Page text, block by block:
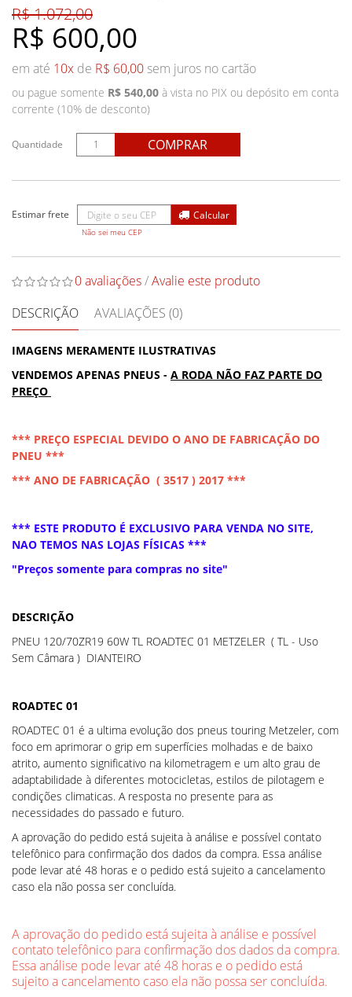
R$ 600,00
R$ 1.072,00
em até 10x de R$ 60,00 sem juros no cartão
ou pague somente R$ 540,00 à vista no PIX ou depósito em conta
corrente (10% de desconto)
Quantidade COMPRAR
Não sei meu CEP
0 avaliações/Avalie este produto
DESCRIÇÃO
AVALIAÇÕES (0)
IMAGENS MERAMENTE ILUSTRATIVAS
VENDEMOS APENAS PNEUS - A RODA NÃO FAZ PARTE DO
PREÇO
*** PREÇO ESPECIAL DEVIDO O ANO DE FABRICAÇÃO DO
PNEU ***
*** ANO DE FABRICAÇÃO ( 3517 ) 2017 ***
*** ESTE PRODUTO É EXCLUSIVO PARA VENDA NO SITE,
NAO TEMOS NAS LOJAS FÍSICAS ***
"Preços somente para compras no site"
DESCRIÇÃO
PNEU 120/70ZR19 60W TL ROADTEC 01 METZELER ( TL - Uso
Sem Câmara ) DIANTEIRO
ROADTEC 01
ROADTEC 01 é a ultima evolução dos pneus touring Metzeler, com
foco em aprimorar o grip em superfícies molhadas e de baixo
atrito, aumento significativo na kilometragem e um alto grau de
adaptabilidade à diferentes motocicletas, estilos de pilotagem e
condições climaticas. A resposta no presente para as
necessidades do passado e futuro.
A aprovação do pedido está sujeita à análise e possível contato
telefônico para confirmação dos dados da compra. Essa análise
pode levar até 48 horas e o pedido está sujeito a cancelamento
caso ela não possa ser concluída.
A aprovação do pedido está sujeita à análise e possível
contato telefônico para confirmação dos dados da compra.
Essa análise pode levar até 48 horas e o pedido está
sujeito a cancelamento caso ela não possa ser concluída.